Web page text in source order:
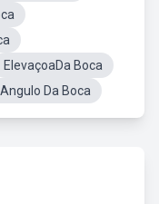
ElevaçoaDa Boca
Da Boca